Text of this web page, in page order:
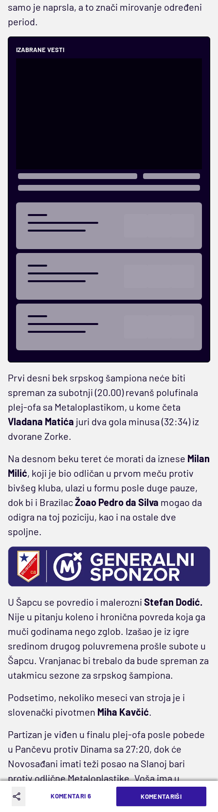
samo je naprsla, a to znači mirovanje određeni
period.
IZABRANE VESTI
Prvi desni bek srpskog šampiona neće biti
spreman za subotnji (20.00) revanš polufinala
plej-ofa sa Metaloplastikom, u kome četa
Vladana Matića juri dva gola minusa (32:34) iz
dvorane Zorke.
Na desnom beku teret će morati da iznese Milan
Milić, koji je bio odličan u prvom meču protiv
bivšeg kluba, ulazi u formu posle duge pauze,
dok bi i BrazilacŽoao Pedro da Silva mogao da
odigra na toj poziciju, kao i na ostale dve
spoljne.
U Šapcu se povredio i malerozni Stefan Dodić.
Nije u pitanju koleno i hronična povreda koja ga
muči godinama nego zglob. Izašao je iz igre
sredinom drugog poluvremena prošle subote u
Šapcu. Vranjanac bi trebalo da bude spreman za
utakmicu sezone za srpskog šampiona.
Podsetimo, nekoliko meseci van stroja je i
slovenački pivotmen Miha Kavčić.
Partizan je viđen u finalu plej-ofa posle pobede
u Pančevu protiv Dinama sa 27:20, dok će
Novosađani imati teži posao na Slanoj bari
protiv odlične Metaloplastike. Voša ima u
vitrinama već tri domaća trofeja, Kup, Superkup
i Svesrpski kup, ali u narednih nekoliko nedelja
KOMENTARI 6 KOMENTARIŠI